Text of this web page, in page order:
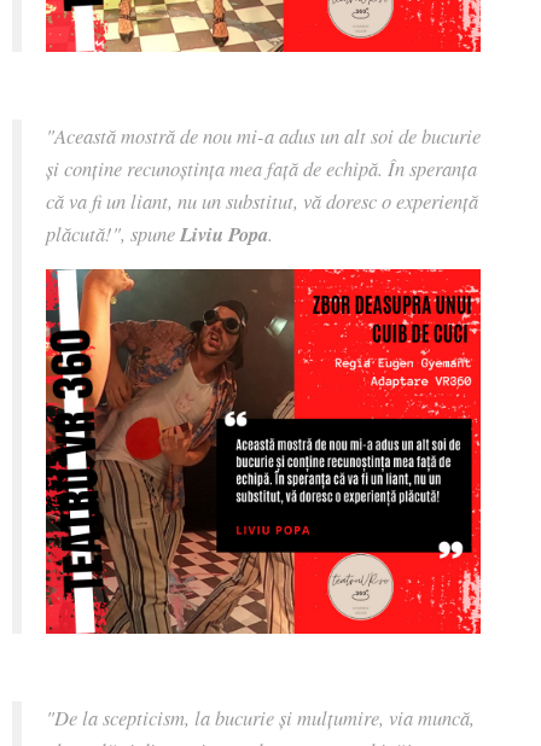
"Această mostră de nou mi-a adus un alt soi de bucurie
și conține recunoștința mea față de echipă. În speranța
că va fi un liant, nu un substitut, vă doresc o experiență
plăcută!", spuneLiviu Popa.
"De la scepticism, la bucurie și mulțumire, via muncă,